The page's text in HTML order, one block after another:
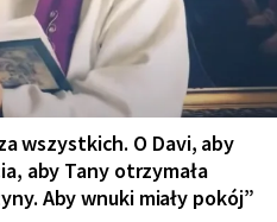
wszystkich. O Davi, aby
aby Tany otrzymała
Aby wnuki miały pokój”